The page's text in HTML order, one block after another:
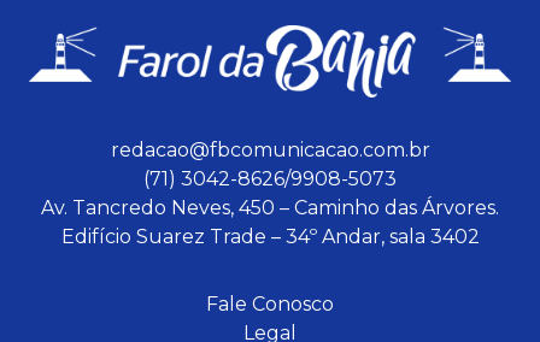
redacao@fbcomunicacao.com.br
(71) 3042-8626/9908-5073
Av. Tancredo Neves, 450 – Caminho das Árvores.
Edifício Suarez Trade – 34º Andar, sala 3402
Fale Conosco
Legal